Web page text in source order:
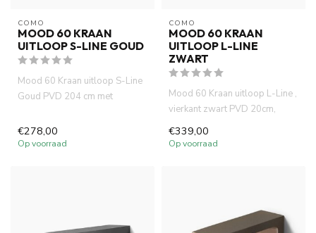
COMO
MOOD 60 KRAAN
UITLOOP S-LINE GOUD
Mood 60 Kraan uitloop S-Line
Goud PVD 204 cm met
l...
€278,00
Op voorraad
COMO
MOOD 60 KRAAN
UITLOOP L-LINE
ZWART
Mood 60 Kraan uitloop L-Line ,
vierkant zwart PVD 20cm,
€339,00
Op voorraad